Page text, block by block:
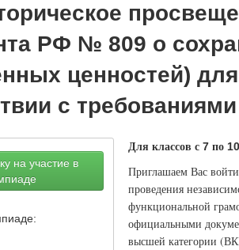
РФ № 809 о
ценностей)
с
на участие в
Для классов с 7по 10
Приглашаем Вас
проведения
функциональной
официальными
высшей категории